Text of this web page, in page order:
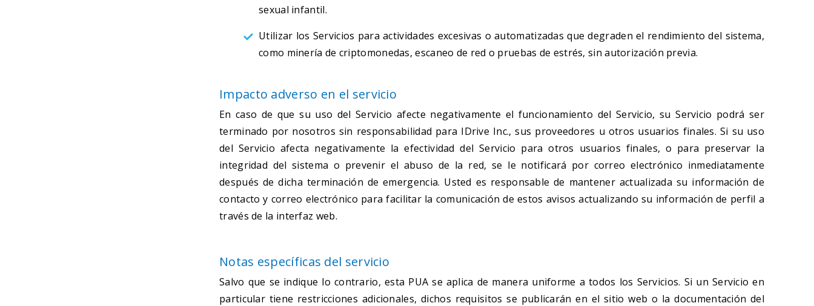
sexual infantil.
Utilizar los Servicios para actividades excesivas o automatizadas que degraden el rendimiento del sistema,
como minería de criptomonedas, escaneo de red o pruebas de estrés, sin autorización previa.
Impacto adverso en el servicio
En caso de que su uso del Servicio afecte negativamente el funcionamiento del Servicio, su Servicio podrá ser
terminado por nosotros sin responsabilidad para IDrive Inc., sus proveedores u otros usuarios finales. Si su uso
del Servicio afecta negativamente la efectividad del Servicio para otros usuarios finales, o para preservar la
integridad del sistema o prevenir el abuso de la red, se le notificará por correo electrónico inmediatamente
después de dicha terminación de emergencia. Usted es responsable de mantener actualizada su información de
contacto y correo electrónico para facilitar la comunicación de estos avisos actualizando su información de perfil a
través de la interfaz web.
Notas específicas del servicio
Salvo que se indique lo contrario, esta PUA se aplica de manera uniforme a todos los Servicios. Si un Servicio en
particular tiene restricciones adicionales, dichos requisitos se publicarán en el sitio web o la documentación del